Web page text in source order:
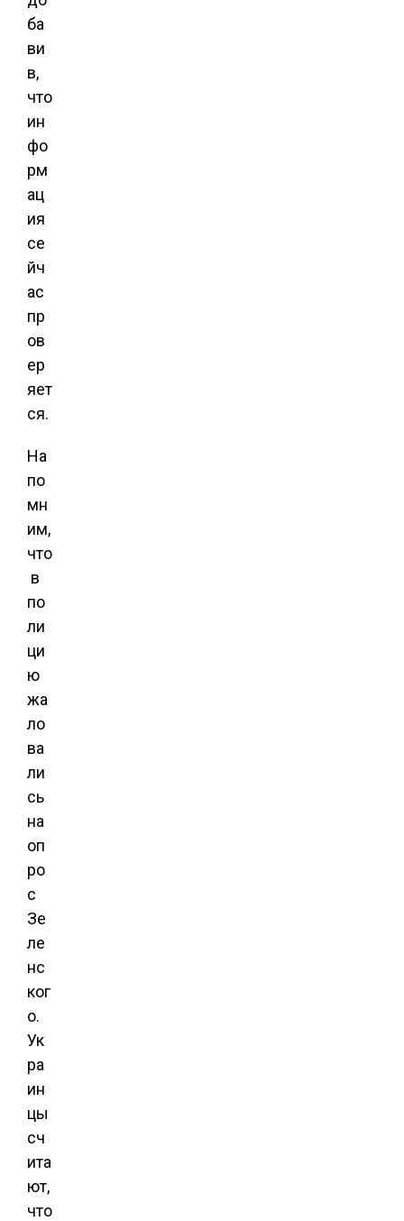
ба
ви
в,
что
ин
фо
рм
ац
ия
се
йч
ас
пр
ов
ер
яет
ся.
На
по
мн
им,
что
в
по
ли
ци
ю
жа
ло
ва
ли
сь
на
оп
ро
с
Зе
ле
нс
ког
о.
Ук
ра
ин
цы
сч
ита
ют,
что